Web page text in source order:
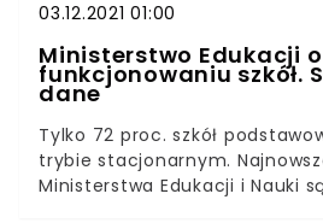
03.12.2021 01:00
Ministerstwo Edukacji o
funkcjonowaniu szkół.
dane
Tylko 72 proc. szkół
trybie stacjonarnym.
Ministerstwa Edukacji i Nauki